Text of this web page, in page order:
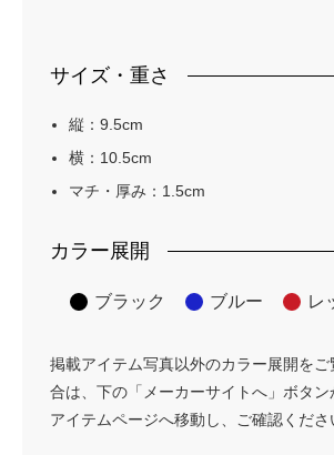
サイズ・重さ
縦：9.5cm
横：10.5cm
マチ・厚み：1.5cm
カラー展開
ブラック ブルー レ
掲載アイテム写真以外のカラー展開を
合は、下の「メーカーサイトへ」ボタ
アイテムページへ移動し、ご確認くださ